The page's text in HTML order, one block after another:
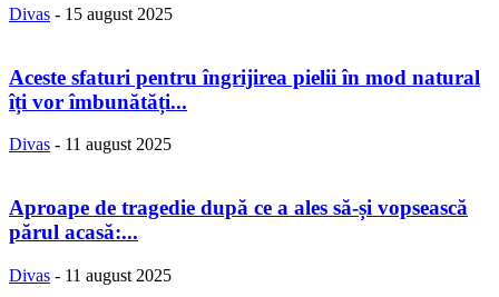
Divas - 15 august 2025
Aceste sfaturi pentru îngrijirea pielii în mod natural
îți vor îmbunătăți...
Divas - 11 august 2025
Aproape de tragedie după ce a ales să-și vopsească
părul acasă:...
Divas - 11 august 2025